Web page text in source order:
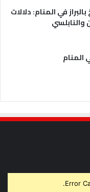
في المنام: دلالات
والنابلسي
المنام
Error